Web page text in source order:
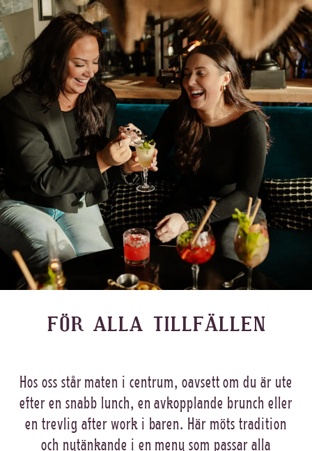
FÖR ALLA TILLFÄLLEN
Hos oss står maten i centrum, oavsett om du är ute
efter en snabb lunch, en avkopplande brunch eller
en trevlig after work i baren. Här möts tradition
och nytänkande i en meny som passar alla